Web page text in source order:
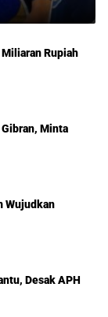
Rupiah
Minta
Wujudkan
Desak APH